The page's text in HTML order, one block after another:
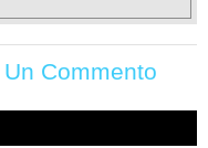
Commento